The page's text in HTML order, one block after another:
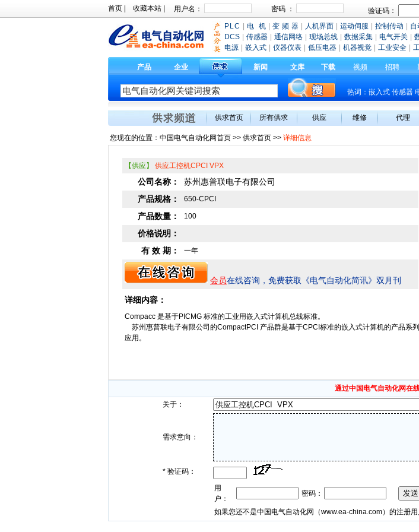
首页 收藏本站
PLC 电 机 变 频 器 人机界面 运动伺服 控制传动
自
DCS
传感器 通信网络 现场总线 数据采集 电气开关
电源
嵌入式 仪器仪表 低压电器 机器视觉 工业安全
产品 企业 新闻 文库 下载 视频 招聘
热词： 嵌入式 传感器
供求首页 所有供求 供应 维修 代理
您现在的位置： 中国电气自动化网首页 >> 供求首页 >> 详细信息
【供应】 供应工控机CPCI VPX
公司名称：
苏州惠普联电子有限公司
产品规格：
650-CPCI
产品数量： 100
价格说明：
有 效 期：
一年
会员在线咨询，免费获取《电气自动化简讯》双月刊
详细内容：
Compacc 是基于PICMG 标准的工业用嵌入式计算机总线标准。
苏州惠普联电子有限公司的CompactPCI 产品群是基于CPCI标准的嵌入式计算机的产品系
应用。
通过中国电气自动化网在
关于：
需求意向：
* 验证码：
用
户：
密码：
如果您还不是中国电气自动化网（www.ea-china.com）的注册